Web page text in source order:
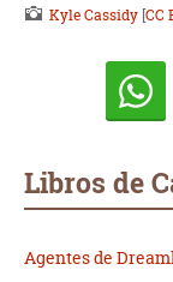
Kyle Cassidy [CC
Libros de
Agentes de